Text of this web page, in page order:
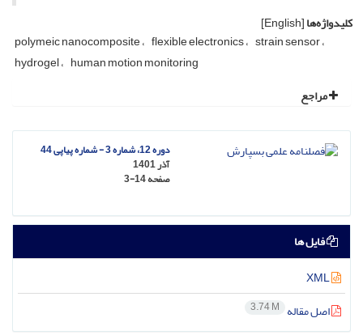
کلیدواژه‌ها[English]
polymeic nanocomposite flexible electronics strain sensor
hydrogel human motion monitoring
مراجع
دوره 12، شماره 3 - شماره پیاپی 44
آذر 1401
صفحه3-14
فایل ها
اصل مقاله 3.74 M